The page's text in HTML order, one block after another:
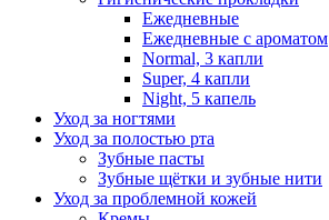
Ежедневные
Ежедневные с ароматом
Normal, 3 капли
Super, 4 капли
Night, 5 капель
Уход за ногтями
Уход за полостью рта
Зубные пасты
Зубные щётки и зубные нити
Уход за проблемной кожей